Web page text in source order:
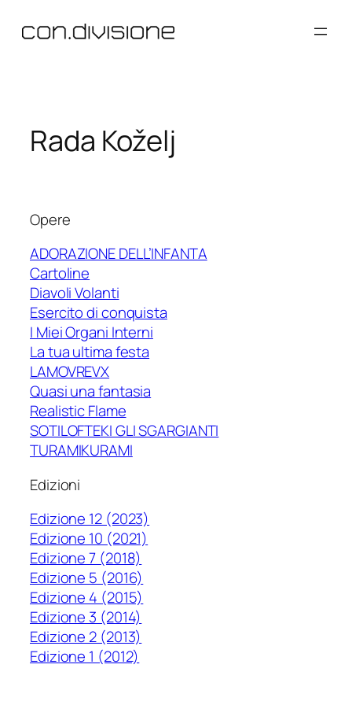
Rada Koželj
Opere
ADORAZIONE DELL’INFANTA
Cartoline
Diavoli Volanti
Esercito di conquista
I Miei Organi Interni
La tua ultima festa
LAMOVREVX
Quasi una fantasia
Realistic Flame
SOTILOFTEKI GLI SGARGIANTI
TURAMIKURAMI
Edizioni
Edizione 12 (2023)
Edizione 10 (2021)
Edizione 7 (2018)
Edizione 5 (2016)
Edizione 4 (2015)
Edizione 3 (2014)
Edizione 2 (2013)
Edizione 1 (2012)